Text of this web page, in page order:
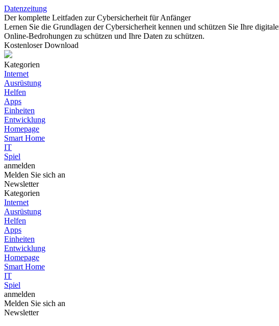
Datenzeitung
Der komplette Leitfaden zur Cybersicherheit für Anfänger
Lernen Sie die Grundlagen der Cybersicherheit kennen und schützen Sie Ihre
Online-Bedrohungen zu schützen und Ihre Daten zu schützen.
Kostenloser Download
Kategorien
Internet
Ausrüstung
Helfen
Apps
Einheiten
Entwicklung
Homepage
Smart Home
IT
Spiel
anmelden
Melden Sie sich an
Newsletter
Kategorien
Internet
Ausrüstung
Helfen
Apps
Einheiten
Entwicklung
Homepage
Smart Home
IT
Spiel
anmelden
Melden Sie sich an
Newsletter